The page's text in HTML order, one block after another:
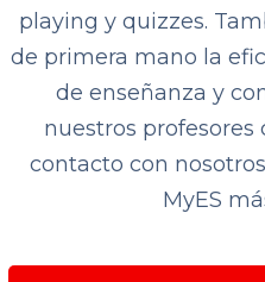
playing y quizzes.
de primera mano la
de enseñanza y
nuestros profesores
contacto con
MyES